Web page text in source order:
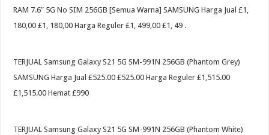
RAM 7.6″ 5G No SIM 256GB [Semua Warna] SAMSUNG Harga Jual £1,
180,00 £1, 180,00 Harga Reguler £1, 499,00 £1, 49 .
TERJUAL Samsung Galaxy S21 5G SM-991N 256GB (Phantom Grey)
SAMSUNG Harga Jual £525.00 £525.00 Harga Reguler £1,515.00
£1,515.00 Hemat £990
TERJUAL Samsung Galaxy S21 5G SM-991N 256GB (Phantom White)